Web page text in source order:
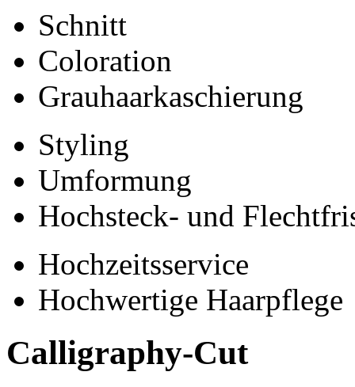
Schnitt
Coloration
Grauhaarkaschierung
Styling
Umformung
Hochsteck- und
Hochzeitsservice
Hochwertige Haarpflege
Calligraphy-Cut